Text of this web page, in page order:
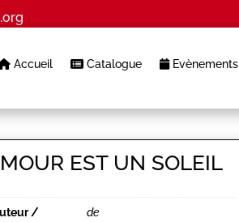
Accueil Catalogue Evènements
EST UN SOLEIL
/
de